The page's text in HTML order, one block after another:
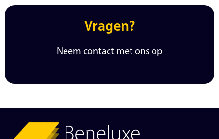
Vragen?
Neem contact met ons op